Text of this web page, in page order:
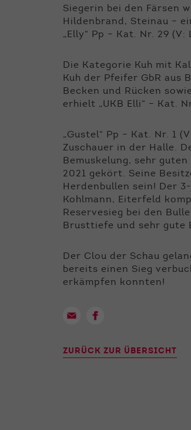
Siegerin bei den Färsen
Hildenbrand, Steinau –
„Elly“ Pp – Kat. Nr. 29
Die Kategorie Kuh mit
Kuh der Pfeifer GbR aus
Becken und Rücken
erhielt „UKB Elli“ – Kat.
„Gustel“ Pp – Kat. Nr. 1
Zuschauer in der Halle.
Bemuskelung, sehr
2021 gekört. Seine
Herdenbullen sein! Der
Kohlmann, Eiterfeld
Reservesieg bei den
Brusttiefe und sehr gute
Der Clou der Schau
bereits einen Sieg
erkämpfen konnten!
ZURÜCK ZUR ÜBERSICHT